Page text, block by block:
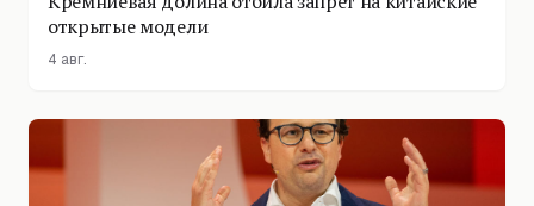
открытые модели
4 авг.